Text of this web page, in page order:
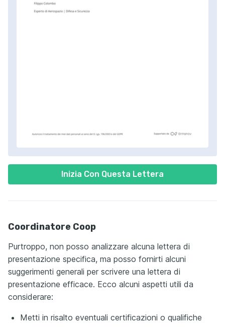
Inizia Con Questa Lettera
Coordinatore Coop
Purtroppo, non posso analizzare alcuna lettera di
presentazione specifica, ma posso fornirti alcuni
suggerimenti generali per scrivere una lettera di
presentazione efficace. Ecco alcuni aspetti utili da
considerare:
Metti in risalto eventuali certificazioni o qualifiche